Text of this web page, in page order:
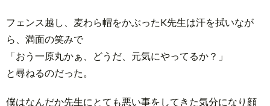
フェンス越し、麦わら帽をかぶったK先生は汗を拭いなが
ら、満面の笑みで
「おう一原丸かぁ、どうだ、元気にやってるか？」
と尋ねるのだった。
僕はなんだか先生にとても悪い事をしてきた気分になり顔